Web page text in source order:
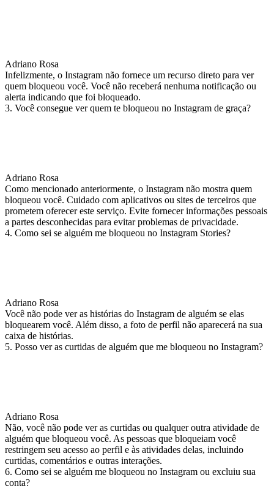
Adriano Rosa
Infelizmente, o Instagram não fornece um recurso direto para ver
quem bloqueou você. Você não receberá nenhuma notificação ou
alerta indicando que foi bloqueado.
3. Você consegue ver quem te bloqueou no Instagram de graça?
Adriano Rosa
Como mencionado anteriormente, o Instagram não mostra quem
bloqueou você. Cuidado com aplicativos ou sites de terceiros que
prometem oferecer este serviço. Evite fornecer informações pessoais
a partes desconhecidas para evitar problemas de privacidade.
4. Como sei se alguém me bloqueou no Instagram Stories?
Adriano Rosa
Você não pode ver as histórias do Instagram de alguém se elas
bloquearem você. Além disso, a foto de perfil não aparecerá na sua
caixa de histórias.
5. Posso ver as curtidas de alguém que me bloqueou no Instagram?
Adriano Rosa
Não, você não pode ver as curtidas ou qualquer outra atividade de
alguém que bloqueou você. As pessoas que bloqueiam você
restringem seu acesso ao perfil e às atividades delas, incluindo
curtidas, comentários e outras interações.
6. Como sei se alguém me bloqueou no Instagram ou excluiu sua
conta?